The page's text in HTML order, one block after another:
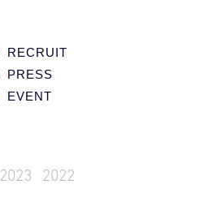
RECRUIT
PRESS
EVENT
2023
2022